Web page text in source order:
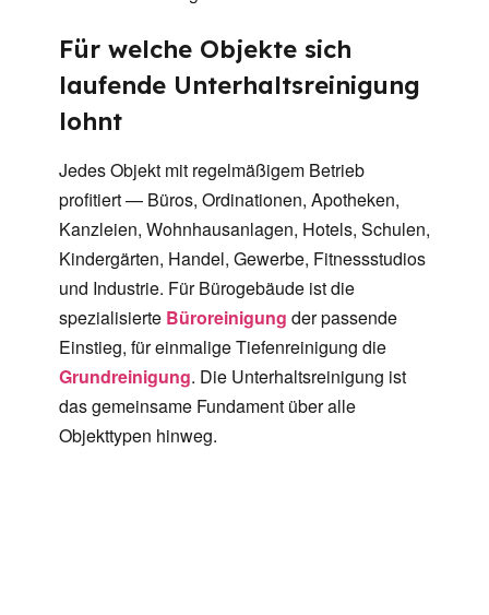
Für welche Objekte sich
laufende Unterhaltsreinigung
lohnt
Jedes Objekt mit regelmäßigem Betrieb
profitiert — Büros, Ordinationen, Apotheken,
Kanzleien, Wohnhausanlagen, Hotels, Schulen,
Kindergärten, Handel, Gewerbe, Fitnessstudios
und Industrie. Für Bürogebäude ist die
spezialisierte Büroreinigung der passende
Einstieg, für einmalige Tiefenreinigung die
Grundreinigung. Die Unterhaltsreinigung ist
das gemeinsame Fundament über alle
Objekttypen hinweg.